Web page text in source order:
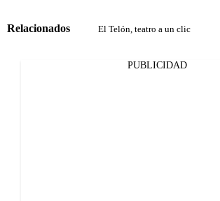
Relacionados El Telón, teatro a un clic
PUBLICIDAD